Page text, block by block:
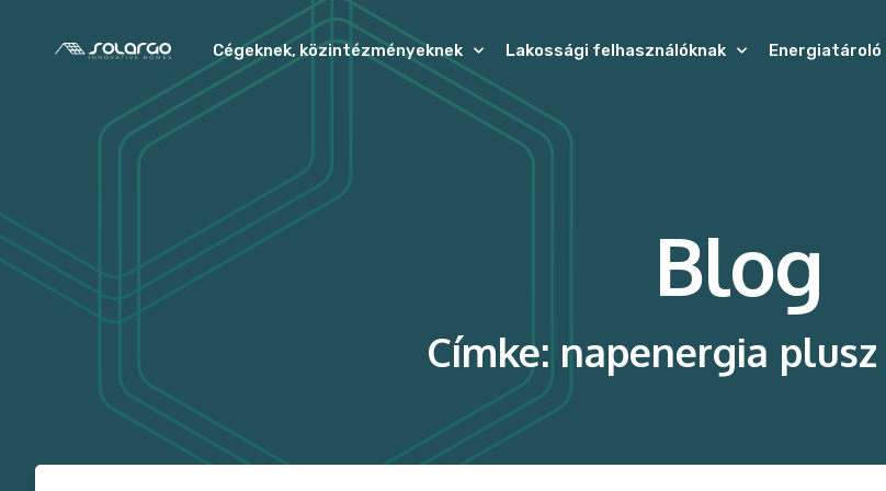
Cégeknek, közintézményeknek Lakossági felhasználóknak Energiatároló
Blog
Címke: napenergia